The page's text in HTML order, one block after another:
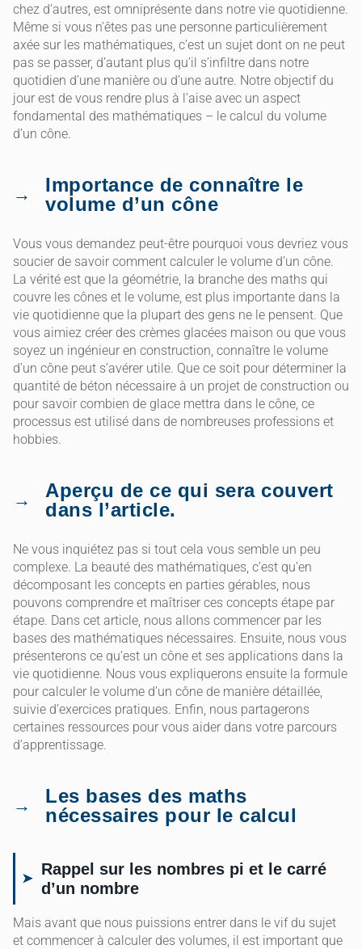
chez d’autres, est omniprésente dans notre vie quotidienne.
Même si vous n’êtes pas une personne particulièrement
axée sur les mathématiques, c’est un sujet dont on ne peut
pas se passer, d’autant plus qu’il s’infiltre dans notre
quotidien d’une manière ou d’une autre. Notre objectif du
jour est de vous rendre plus à l’aise avec un aspect
fondamental des mathématiques – le calcul du volume
d’un cône.
Importance de connaître le
volume d’un cône
Vous vous demandez peut-être pourquoi vous devriez vous
soucier de savoir comment calculer le volume d’un cône.
La vérité est que la géométrie, la branche des maths qui
couvre les cônes et le volume, est plus importante dans la
vie quotidienne que la plupart des gens ne le pensent. Que
vous aimiez créer des crèmes glacées maison ou que vous
soyez un ingénieur en construction, connaître le volume
d’un cône peut s’avérer utile. Que ce soit pour déterminer la
quantité de béton nécessaire à un projet de construction ou
pour savoir combien de glace mettra dans le cône, ce
processus est utilisé dans de nombreuses professions et
hobbies.
Aperçu de ce qui sera couvert
dans l’article.
Ne vous inquiétez pas si tout cela vous semble un peu
complexe. La beauté des mathématiques, c’est qu’en
décomposant les concepts en parties gérables, nous
pouvons comprendre et maîtriser ces concepts étape par
étape. Dans cet article, nous allons commencer par les
bases des mathématiques nécessaires. Ensuite, nous vous
présenterons ce qu’est un cône et ses applications dans la
vie quotidienne. Nous vous expliquerons ensuite la formule
pour calculer le volume d’un cône de manière détaillée,
suivie d’exercices pratiques. Enfin, nous partagerons
certaines ressources pour vous aider dans votre parcours
d’apprentissage.
Les bases des maths
nécessaires pour le calcul
Rappel sur les nombres pi et le carré
d’un nombre
Mais avant que nous puissions entrer dans le vif du sujet
et commencer à calculer des volumes, il est important que